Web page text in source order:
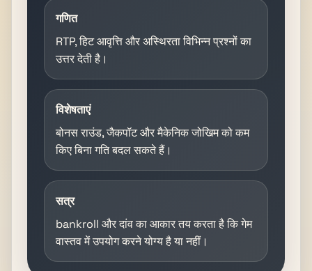
गणित
RTP, हिट आवृत्ति और अस्थिरता विभिन्न प्रश्नों का
उत्तर देती है।
विशेषताएं
बोनस राउंड, जैकपॉट और मैकेनिक जोखिम को कम
किए बिना गति बदल सकते हैं।
सत्र
bankroll और दांव का आकार तय करता है कि गेम
वास्तव में उपयोग करने योग्य है या नहीं।